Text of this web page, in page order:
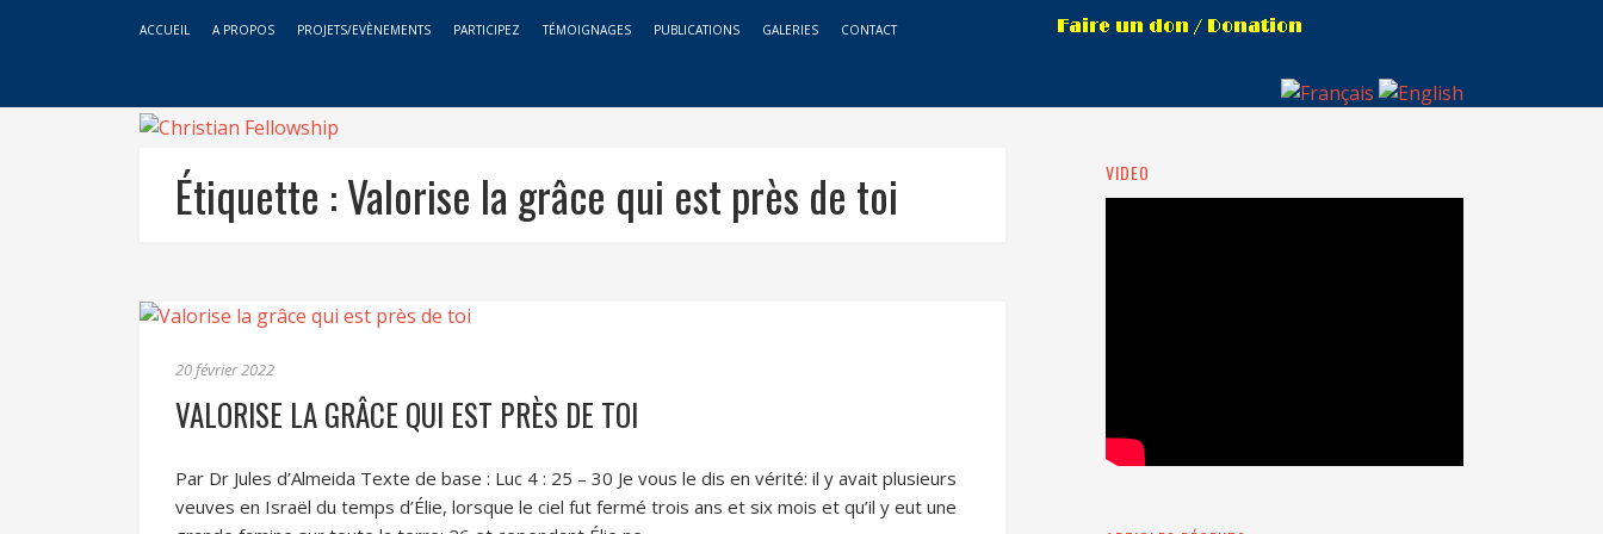
ACCUEIL A PROPOS PROJETS/EVÈNEMENTS PARTICIPEZ TÉMOIGNAGES PUBLICATIONS GALERIES CONTACT
Étiquette :Valorise la grâce qui est près de toi
20 février 2022
VALORISE LA GRÂCE QUI EST PRÈS DE TOI
Par Dr Jules d’Almeida Texte de base : Luc 4 : 25 – 30 Je vous le dis en vérité: il y avait plusieurs
veuves en Israël du temps d’Élie, lorsque le ciel fut fermé trois ans et six mois et qu’il y eut une
VIDEO